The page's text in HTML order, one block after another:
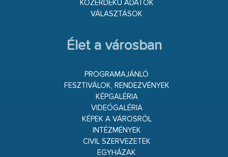
KÖZÉRDEKŰ ADATOK
VÁLASZTÁSOK
Élet a városban
PROGRAMAJÁNLÓ
FESZTIVÁLOK, RENDEZVÉNYEK
KÉPGALÉRIA
VIDEÓGALÉRIA
KÉPEK A VÁROSRÓL
INTÉZMÉNYEK
CIVIL SZERVEZETEK
EGYHÁZAK